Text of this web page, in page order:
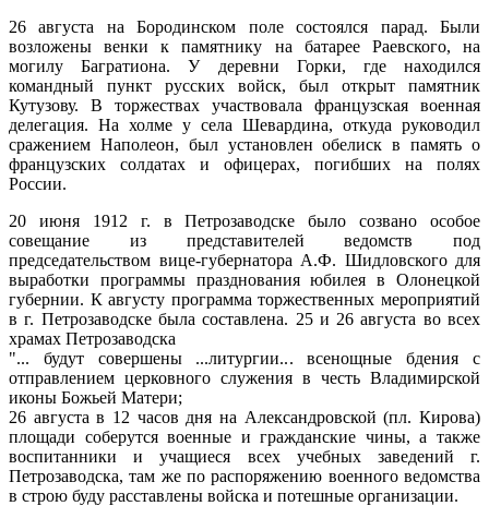
26 августа на Бородинском поле состоялся парад. Были
возложены венки к памятнику на батарее Раевского, на
могилу Багратиона. У деревни Горки, где находился
командный пункт русских войск, был открыт памятник
Кутузову. В торжествах участвовала французская военная
делегация. На холме у села Шевардина, откуда руководил
сражением Наполеон, был установлен обелиск в память о
французских солдатах и офицерах, погибших на полях
России.
20 июня 1912 г. в Петрозаводске было созвано особое
совещание из представителей ведомств под
председательством вице-губернатора А.Ф. Шидловского для
выработки программы празднования юбилея в Олонецкой
губернии. К августу программа торжественных мероприятий
в г. Петрозаводске была составлена. 25 и 26 августа во всех
храмах Петрозаводска
"... будут совершены ...литургии... всенощные бдения с
отправлением церковного служения в честь Владимирской
иконы Божьей Матери;
26 августа в 12 часов дня на Александровской (пл. Кирова)
площади соберутся военные и гражданские чины, а также
воспитанники и учащиеся всех учебных заведений г.
Петрозаводска, там же по распоряжению военного ведомства
в строю буду расставлены войска и потешные организации.